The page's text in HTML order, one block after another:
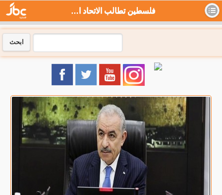
فلسطين تطالب الاتحاد الأوروبي بمنع دخول بضائع المستوطنات - جي بي سي نيوز
ابحث